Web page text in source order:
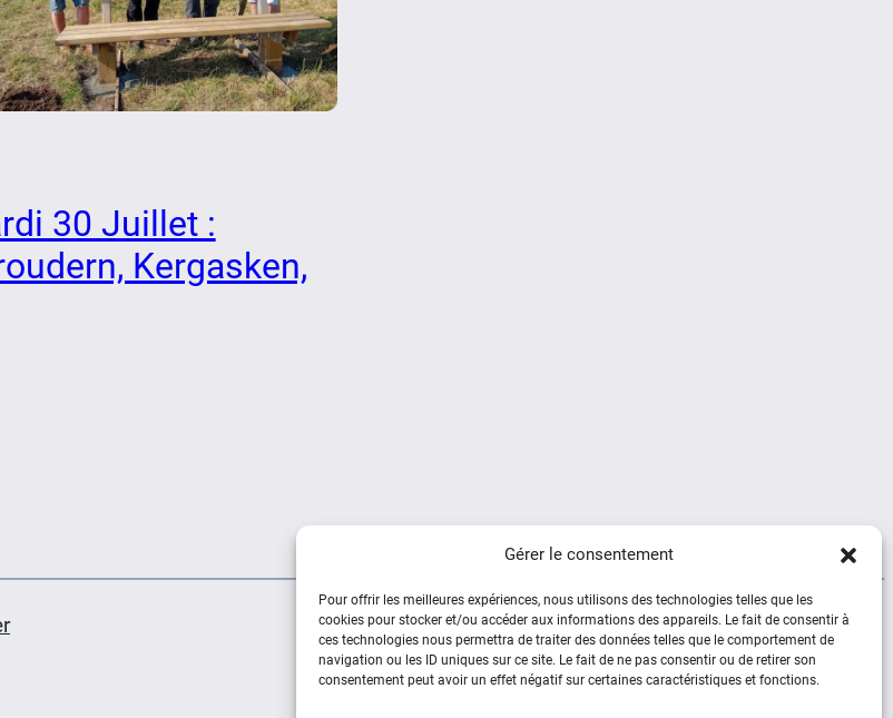
Gérer le consentement
Pour offrir les meilleures expériences, nous utilisons des technologies telles que les
cookies pour stocker et/ou accéder aux informations des appareils. Le fait de consentir à
ces technologies nous permettra de traiter des données telles que le comportement de
navigation ou les ID uniques sur ce site. Le fait de ne pas consentir ou de retirer son
consentement peut avoir un effet négatif sur certaines caractéristiques et fonctions.
30 Juillet :
Kergasken,
Social